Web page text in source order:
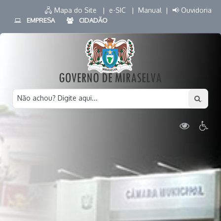
🖧 Mapa do Site | e-SIC | Manual | 📢 Ouvidoria
EMPRESA CIDADÃO
Não achou? Digite aqui...